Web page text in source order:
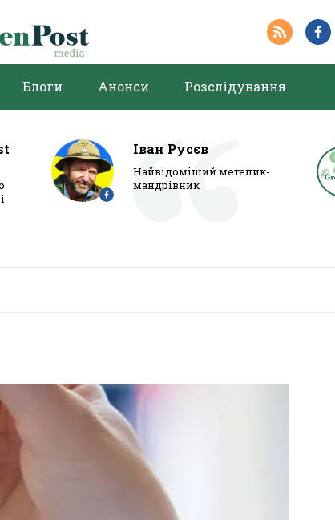
Блоги Анонси Розслідування
Іван Русєв
Найвідоміший метелик-
мандрівник